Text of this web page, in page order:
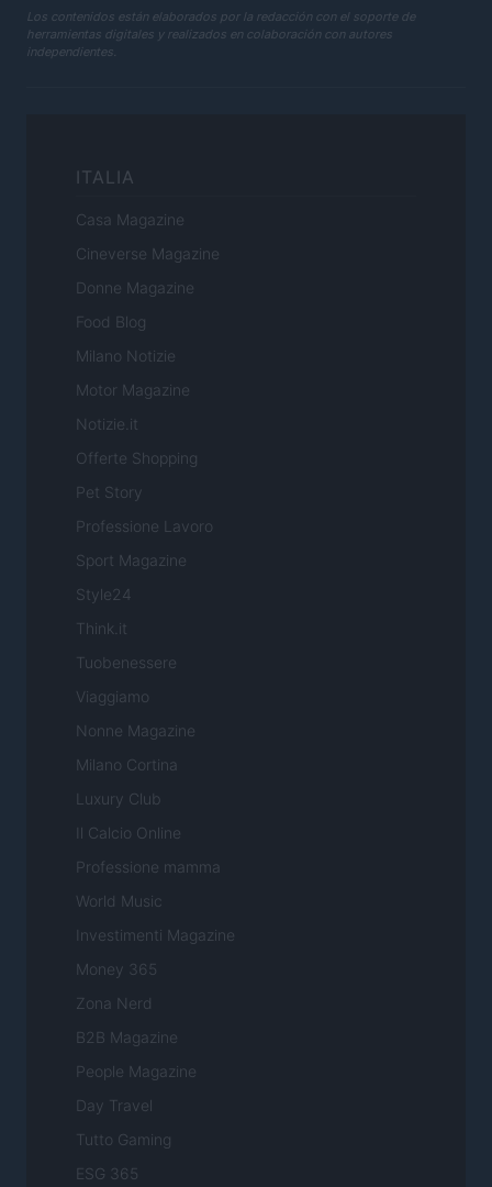
Los contenidos están elaborados por la redacción con el soporte de
herramientas digitales y realizados en colaboración con autores
independientes.
ITALIA
Casa Magazine
Cineverse Magazine
Donne Magazine
Food Blog
Milano Notizie
Motor Magazine
Notizie.it
Offerte Shopping
Pet Story
Professione Lavoro
Sport Magazine
Style24
Think.it
Tuobenessere
Viaggiamo
Nonne Magazine
Milano Cortina
Luxury Club
Il Calcio Online
Professione mamma
World Music
Investimenti Magazine
Money 365
Zona Nerd
B2B Magazine
People Magazine
Day Travel
Tutto Gaming
ESG 365